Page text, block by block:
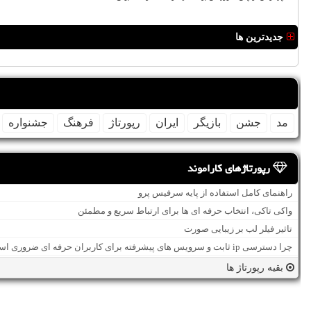
جدیدترین ها
مد جشن بازیگر ایران رپورتاژ فرهنگ جشنواره
رپورتاژهای کاراموند
راهنمای کامل استفاده از پایه سرفیس پرو
واکی تاکی، انتخاب حرفه ای ها برای ارتباط سریع و مطمئن
تاثیر فیلر لب بر زیبایی صورت
چرا دسترسی ip ثابت و سرویس های پیشرفته برای کاربران حرفه ای ضروری است؟
بقیه رپورتاژ ها